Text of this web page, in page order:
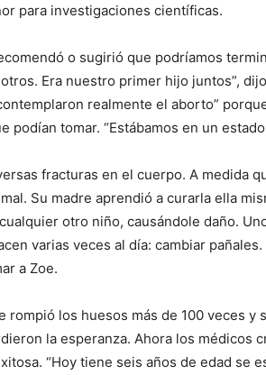
para investigaciones científicas.
o sugirió que podríamos
Era nuestro primer hijo juntos”,
realmente el aborto”
podían tomar. “Estábamos en un
fracturas en el cuerpo. A medida
Su madre aprendió a curarla ella
otro niño, causándole daño.
varias veces al día: cambiar
a Zoe.
rompió los huesos más de 100 veces y
la esperanza. Ahora los médicos
“Hoy tiene seis años de edad se